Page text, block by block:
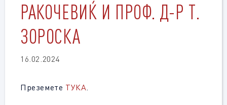
РАКОЧЕВИЌ И ПРОФ. Д-Р Т.
ЗОРОСКА
16.02.2024
Преземете ТУКА.